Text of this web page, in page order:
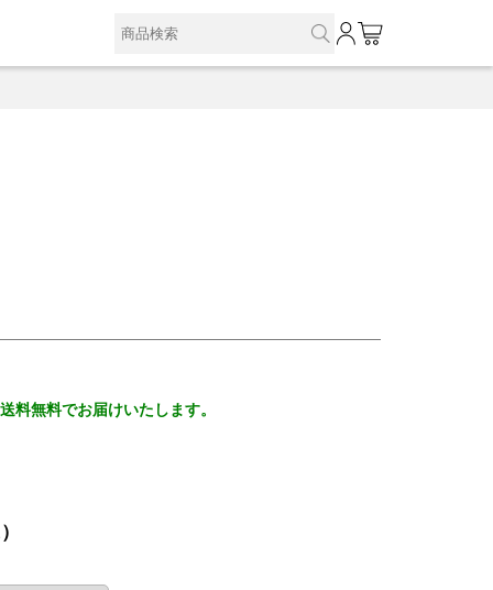
料無料でお届けいたします。